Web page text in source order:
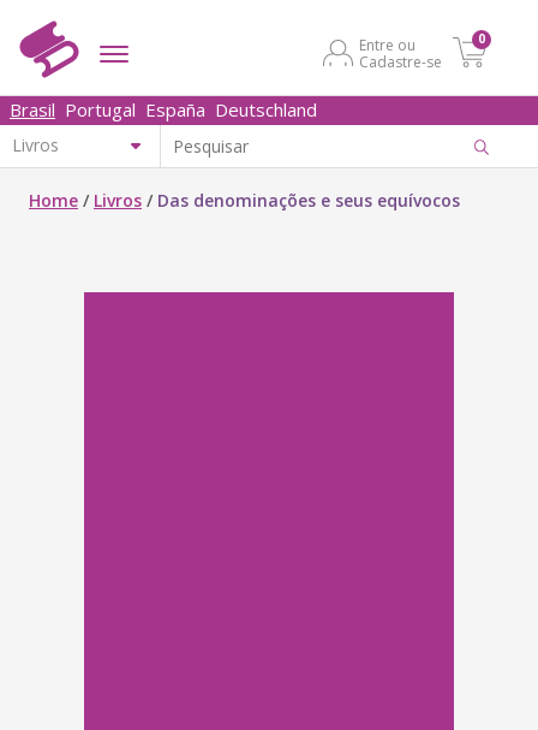
Entre ou
Cadastre-se
0
Brasil Portugal España Deutschland
Home / Livros / Das denominações e seus equívocos